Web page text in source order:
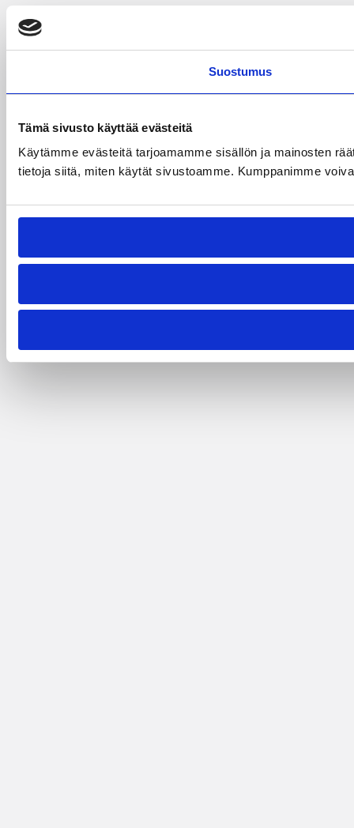
Suostumus
Tämä sivusto käyttää evästeitä
Käytämme evästeitä tarjoamamme sisällön ja mainosten
tietoja siitä, miten käytät sivustoamme. Kumppanimme